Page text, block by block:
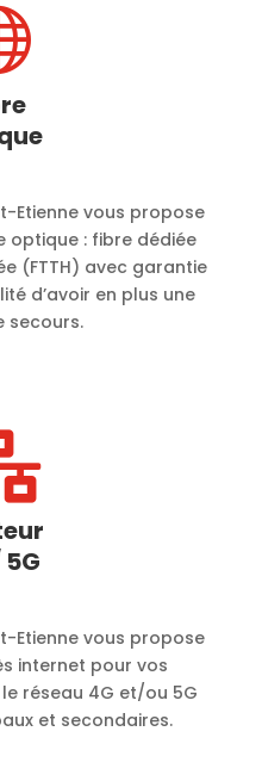
Etienne vous propose
optique : fibre dédiée
(FTTH) avec garantie
d’avoir en plus une
secours.
Etienne vous propose
internet pour vos
réseau 4G et/ou 5G
et secondaires.